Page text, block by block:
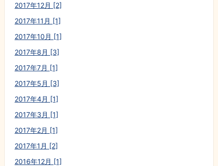
2017年12月 [2]
2017年11月 [1]
2017年10月 [1]
2017年8月 [3]
2017年7月 [1]
2017年5月 [3]
2017年4月 [1]
2017年3月 [1]
2017年2月 [1]
2017年1月 [2]
2016年12月 [1]